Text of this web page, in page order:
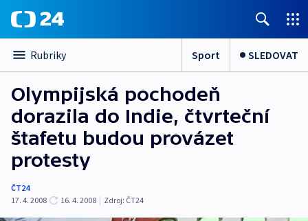
Rubriky Sport SLEDOVAT
Olympijská pochodeň
dorazila do Indie, čtvrteční
štafetu budou provázet
protesty
ČT24
17. 4. 2008
16. 4. 2008 | Zdroj: ČT24